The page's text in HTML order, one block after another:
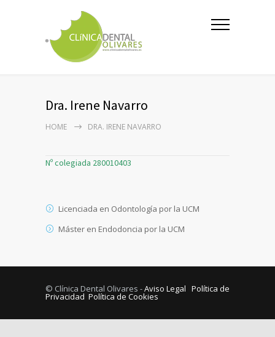
Dra. Irene Navarro
HOME DRA. IRENE NAVARRO
Nº colegiada 280010403
Licenciada en Odontología por la UCM
Máster en Endodoncia por la UCM
© Clínica Dental Olivares -Aviso Legal Política de
Privacidad Política de Cookies